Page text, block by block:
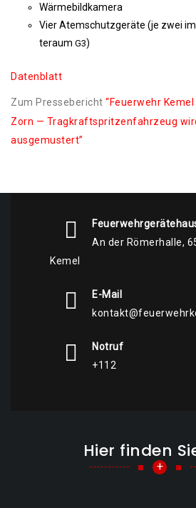
Wär­me­bild­ka­me­ra
Vier Atem­schutz­ge­rä­te (je zwei
te­raum G3)
Daten­blatt
Zum Pres­se­be­richt “Feu­er­wehr
Zorn — Trag­kraft­sprit­zen­fahr­zeug
ausgemustert”
An der Römerhalle,
Kemel
E-Mail
Notruf
+112
Hier finden
+